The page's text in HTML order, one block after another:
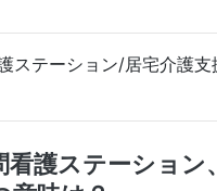
ステーション/居宅介護